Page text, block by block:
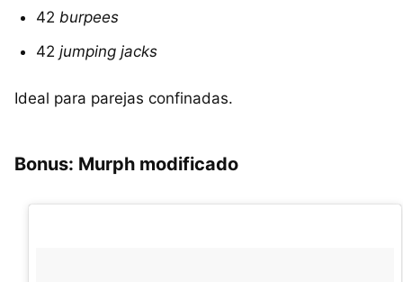
42 burpees
42 jumping jacks
Ideal para parejas confinadas.
Bonus: Murph modificado